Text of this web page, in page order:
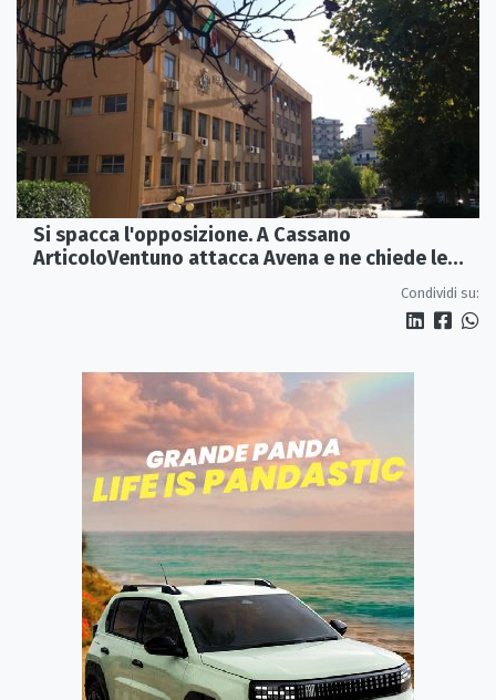
Si spacca l'opposizione. A Cassano
ArticoloVentuno attacca Avena e ne chiede le
Condividi su: